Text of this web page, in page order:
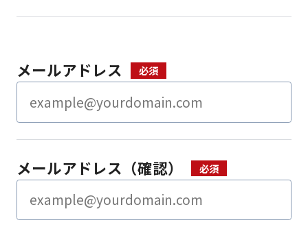
メールアドレス
メールアドレス（確認）